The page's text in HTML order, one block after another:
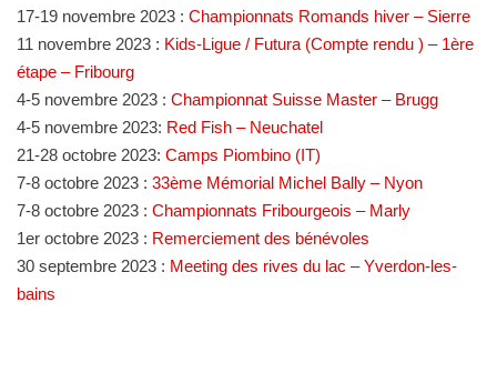
17-19 novembre 2023 : Championnats Romands hiver – Sierre
11 novembre 2023 : Kids-Ligue / Futura (Compte rendu ) – 1ère
étape – Fribourg
4-5 novembre 2023 : Championnat Suisse Master – Brugg
4-5 novembre 2023: Red Fish – Neuchatel
21-28 octobre 2023: Camps Piombino (IT)
7-8 octobre 2023 : 33ème Mémorial Michel Bally – Nyon
7-8 octobre 2023 : Championnats Fribourgeois – Marly
1er octobre 2023 : Remerciement des bénévoles
30 septembre 2023 : Meeting des rives du lac – Yverdon-les-
bains